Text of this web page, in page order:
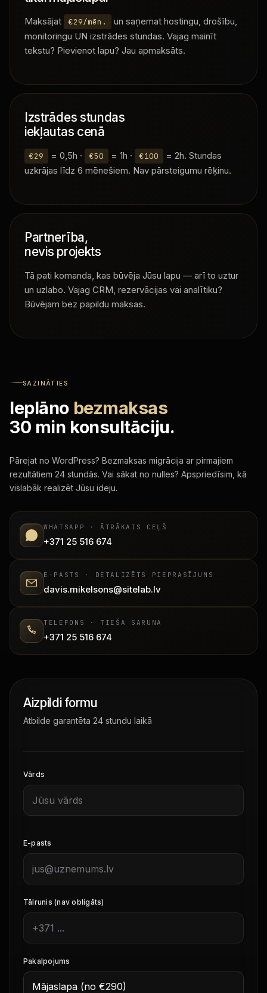
Maksājat €29/mēn.
un saņemat hostingu, drošību,
monitoringu UN izstrādes stundas. Vajag mainīt
tekstu? Pievienot lapu? Jau apmaksāts.
Izstrādes stundas
iekļautas cenā
€29 = 0,5h · €50 = 1h · €100
= 2h. Stundas
uzkrājas līdz 6 mēnešiem. Nav pārsteigumu rēķinu.
Partnerība,
nevis projekts
Tā pati komanda, kas būvēja Jūsu lapu — arī to uztur
un uzlabo. Vajag CRM, rezervācijas vai analītiku?
Būvējam bez papildu maksas.
SAZINĀTIES
Ieplāno bezmaksas
30 min konsultāciju.
Pārejat no WordPress? Bezmaksas migrācija ar pirmajiem
rezultātiem 24 stundās. Vai sākat no nulles? Apspriedīsim, kā
vislabāk realizēt Jūsu ideju.
WHATSAPP · ĀTRĀKAIS CEĻŠ
+371 25 516 674
E-PASTS · DETALIZĒTS PIEPRASĪJUMS
davis.mikelsons@sitelab.lv
TELEFONS · TIEŠA SARUNA
+371 25 516 674
Aizpildi formu
Atbilde garantēta 24 stundu laikā
Vārds
E-pasts
Tālrunis (nav obligāts)
Pakalpojums